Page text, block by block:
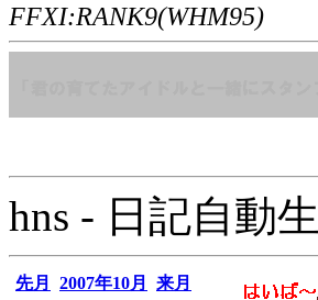
FFXI:RANK9(WHM95)
hns - 日記自動
先月 2007年10月
来月